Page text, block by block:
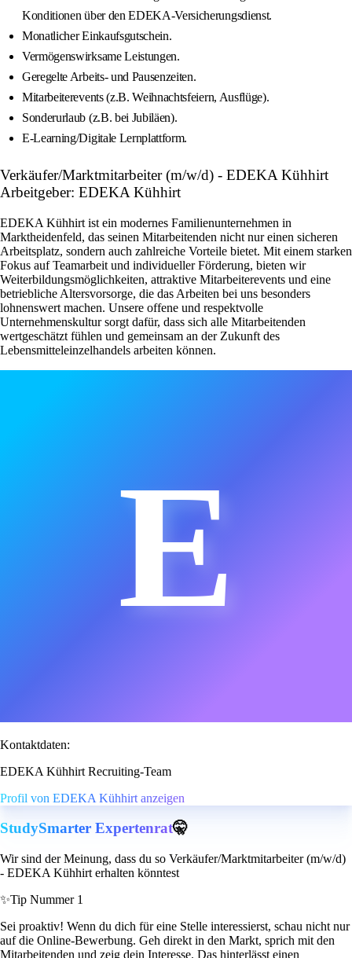
Konditionen über den EDEKA-Versicherungsdienst.
Monatlicher Einkaufsgutschein.
Vermögenswirksame Leistungen.
Geregelte Arbeits- und Pausenzeiten.
Mitarbeiterevents (z.B. Weihnachtsfeiern, Ausflüge).
Sonderurlaub (z.B. bei Jubiläen).
E-Learning/Digitale Lernplattform.
Verkäufer/Marktmitarbeiter (m/w/d) - EDEKA Kühhirt
Arbeitgeber: EDEKA Kühhirt
EDEKA Kühhirt ist ein modernes Familienunternehmen in
Marktheidenfeld, das seinen Mitarbeitenden nicht nur einen sicheren
Arbeitsplatz, sondern auch zahlreiche Vorteile bietet. Mit einem starken
Fokus auf Teamarbeit und individueller Förderung, bieten wir
Weiterbildungsmöglichkeiten, attraktive Mitarbeiterevents und eine
betriebliche Altersvorsorge, die das Arbeiten bei uns besonders
lohnenswert machen. Unsere offene und respektvolle
Unternehmenskultur sorgt dafür, dass sich alle Mitarbeitenden
wertgeschätzt fühlen und gemeinsam an der Zukunft des
Lebensmitteleinzelhandels arbeiten können.
E
Kontaktdaten:
EDEKA Kühhirt Recruiting-Team
Profil von EDEKA Kühhirt anzeigen
StudySmarter Expertenrat🤫
Wir sind der Meinung, dass du so Verkäufer/Marktmitarbeiter (m/w/d)
- EDEKA Kühhirt erhalten könntest
✨Tip Nummer 1
Sei proaktiv! Wenn du dich für eine Stelle interessierst, schau nicht nur
auf die Online-Bewerbung. Geh direkt in den Markt, sprich mit den
Mitarbeitenden und zeig dein Interesse. Das hinterlässt einen